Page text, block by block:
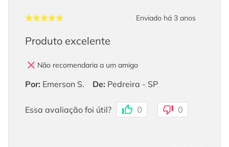
Enviado há 3 anos
Produto excelente
Não recomendaria a um amigo
Por: Emerson S. De: Pedreira - SP
Essa avaliação foi útil? 0 0